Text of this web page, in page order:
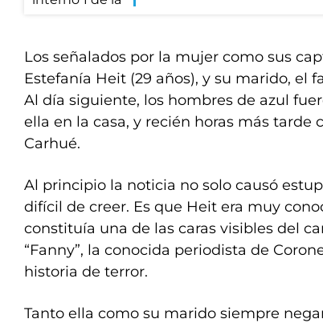
Los señalados por la mujer como sus
Estefanía Heit (29 años), y su marido, el
Al día siguiente, los hombres de azul
ella en la casa, y recién horas más tarde
Carhué.
Al principio la noticia no solo causó
difícil de creer. Es que Heit era muy
constituía una de las caras visibles del
“Fanny”, la conocida periodista de
historia de terror.
Tanto ella como su marido siempre